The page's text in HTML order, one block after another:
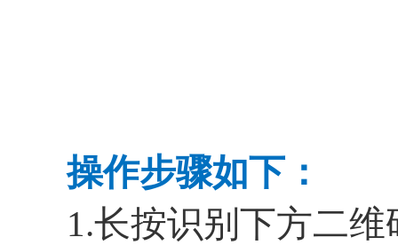
操作步骤如下：
1.长按识别下方二